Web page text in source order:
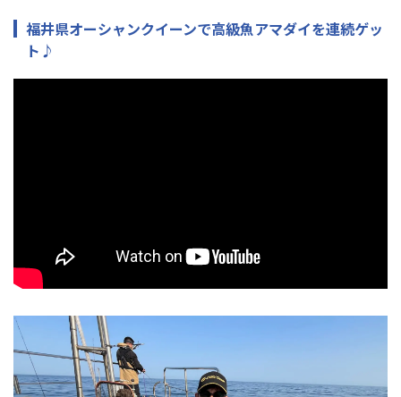
福井県オーシャンクイーンで高級魚アマダイを連続ゲッ
ト♪